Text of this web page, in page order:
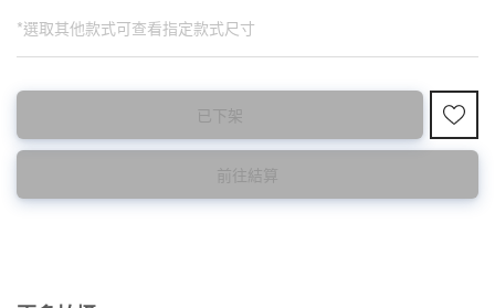
*選取其他款式可查看指定款式尺寸
此為預購品
預購10~15天到貨 ⚠️
此為減價貨品
特價品不設退換，購買前請先確認所列出的尺碼是否合適。
已下架
前往結算